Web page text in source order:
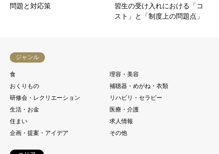
問題と対応策
習生の受け入れにおける「コ
スト」と「制度上の問題点」
ジャンル
食
理容・美容
おくりもの
補聴器・めがね・衣類
研修会・レクリエーション
リハビリ・セラピー
生活・お金
医療・介護
住まい
求人情報
企画・提案・アイデア
その他